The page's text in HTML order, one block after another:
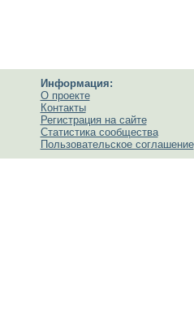
Информация:
О проекте
Контакты
Регистрация на сайте
Статистика сообщества
Пользовательское соглашение